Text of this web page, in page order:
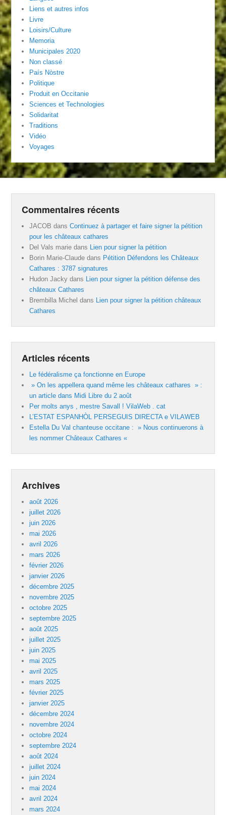
Liens et autres infos
Livre
Loisirs/Culture
Memoria
Municipales 2020
Non classé
País Nòstre
Politique
Produit en Occitanie
Sciences et Technologies
Solidaritat
Traditions
Vidéo
Voyages
Commentaires récents
JACOB dansContinuez à partager et faire signer la pétition
pour les châteaux cathares
Del Vals marie dans
Lien pour signer la pétition
Borin Marie-Claude dans Pétition Défendons les Châteaux
Cathares : 3787 signatures
Hudon Jacky dans
Lien pour signer la pétition défense des
châteaux Cathares
Brembilla Michel dans
Lien pour signer la pétition châteaux
Cathares
Articles récents
Le fédéralisme ça fonctionne en Europe
» On les appellera quand même les châteaux cathares » :
un article dans Midi Libre du 2 août
Per molts anys , mestre Savall ! VilaWeb . cat
L’ESTAT ESPANHÒL PERSEGUIS DIRECTA e VILAWEB
Estella Du Val chanteuse occitane : » Nous continuerons à
les nommer Châteaux Cathares «
Archives
août 2026
juillet 2026
juin 2026
mai 2026
avril 2026
mars 2026
février 2026
janvier 2026
décembre 2025
novembre 2025
octobre 2025
septembre 2025
août 2025
juillet 2025
juin 2025
mai 2025
avril 2025
mars 2025
février 2025
janvier 2025
décembre 2024
novembre 2024
octobre 2024
septembre 2024
août 2024
juillet 2024
juin 2024
mai 2024
avril 2024
mars 2024